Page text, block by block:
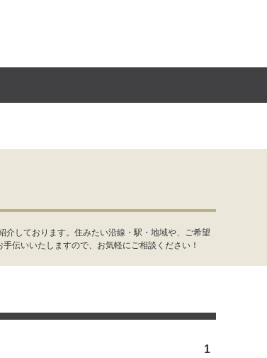
しております。住みたい沿線・駅・地域や、ご希望
伝いいたしますので、お気軽にご相談ください！
1